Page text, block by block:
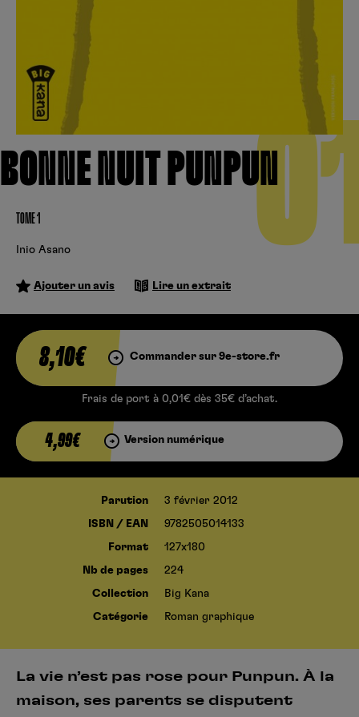
BONNE NUIT PUNPUN
TOME 1
Inio Asano
Ajouter un avis Lire un extrait
8,10€ Commander sur 9e-store.fr
Frais de port à 0,01€ dès 35€ d’achat.
4,99€ Version numérique
Parution 3 février 2012
ISBN / EAN 9782505014133
Format 127x180
Nb de pages 224
Collection Big Kana
Catégorie Roman graphique
La vie n’est pas rose pour Punpun. À la
maison, ses parents se disputent
Se connecter S’inscrire
Black Butler